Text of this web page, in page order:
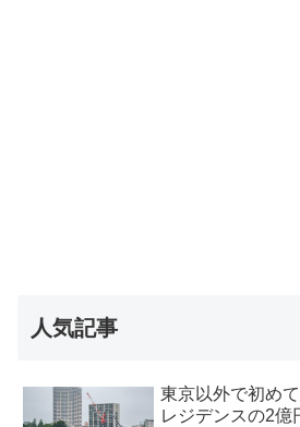
人気記事
東京以外で初め
レジデンスの2億